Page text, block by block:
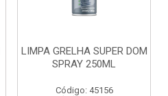
LIMPA GRELHA SUPER DOM
SPRAY 250ML
Código: 45156